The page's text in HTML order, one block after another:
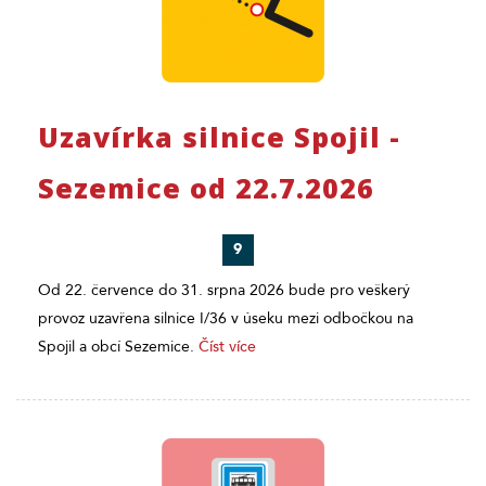
Uzavírka silnice Spojil -
Sezemice od 22.7.2026
9
Od 22. července do 31. srpna 2026 bude pro veškerý
provoz uzavřena silnice I/36 v úseku mezi odbočkou na
Spojil a obcí Sezemice. Číst více